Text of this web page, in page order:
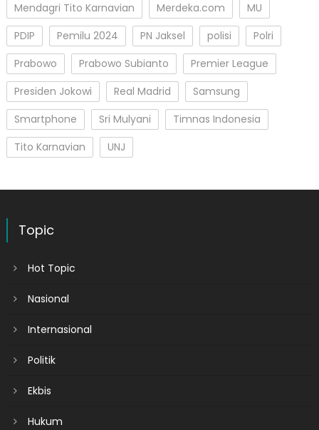
Mendagri Tito Karnavian
Merdeka.com
MU
PDIP
Pemilu 2024 PN Jaksel polisi
Polri
Prabowo
Prabowo Subianto
Premier League
Presiden Jokowi
Real Madrid
Samsung
Smartphone
Sri Mulyani
Timnas Indonesia
Tito Karnavian
UNJ
Topic
Hot Topic
Nasional
Internasional
Politik
Ekbis
Hukum